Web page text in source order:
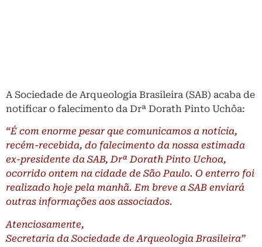
A Sociedade de Arqueologia Brasileira (SAB) acaba de
notificar o falecimento da Drª Dorath Pinto Uch​ô​a:
“É com enorme pesar que comunicamos a notícia,
recém-recebida, do falecimento da nossa estimada
ex-presidente da SAB, Drª Dorath Pinto Uch​o​a,
ocorrido ontem na cidade de São Paulo. O enterro foi
realizado hoje pela manhã. ​Em breve a SAB enviará
outras informações aos associados.
Atenciosamente,
Secretaria da Sociedade de Arqueologia Brasileira”